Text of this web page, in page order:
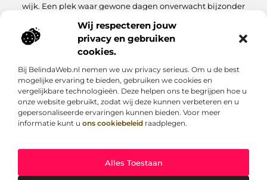
Wij respecteren jouw
privacy en gebruiken
cookies.
Bij BelindaWeb.nl nemen we uw privacy serieus. Om u de best
mogelijke ervaring te bieden, gebruiken we cookies en
vergelijkbare technologieën. Deze helpen ons te begrijpen hoe u
onze website gebruikt, zodat wij deze kunnen verbeteren en u
gepersonaliseerde ervaringen kunnen bieden. Voor meer
informatie kunt u ons cookiebeleid raadplegen.
Alles Toestaan
wijk. Een plek waar gewone dagen onverwacht bijzonder
Onze informatie
Bericht categorie